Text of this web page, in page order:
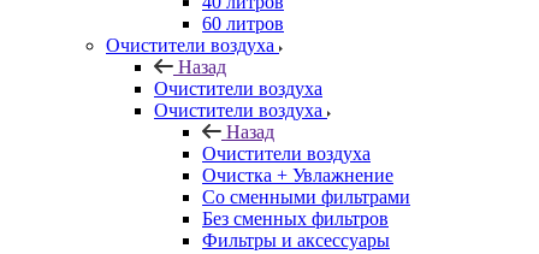
60 литров
Очистители воздуха
Назад
Очистители воздуха
Очистители воздуха
Назад
Очистители воздуха
Очистка + Увлажнение
Cо сменными фильтрами
Без сменных фильтров
Фильтры и аксессуары